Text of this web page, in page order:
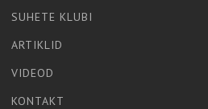
SUHETE KLUBI
ARTIKLID
VIDEOD
KONTAKT